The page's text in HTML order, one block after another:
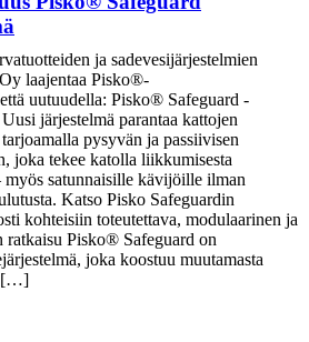
ja sadevesijärjestelmien
laajentaa Pisko®-
uutuudella: Pisko® Safeguard -
järjestelmä parantaa kattojen
pysyvän ja passiivisen
joka tekee katolla liikkumisesta
satunnaisille kävijöille ilman
Katso Pisko Safeguardin
kohteisiin toteutettava, modulaarinen ja
ratkaisu Pisko® Safeguard on
joka koostuu muutamasta
[…]